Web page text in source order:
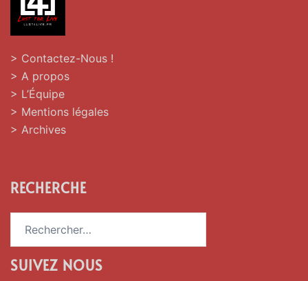
> Contactez-Nous !
> A propos
> L’Équipe
> Mentions légales
> Archives
RECHERCHE
SUIVEZ NOUS